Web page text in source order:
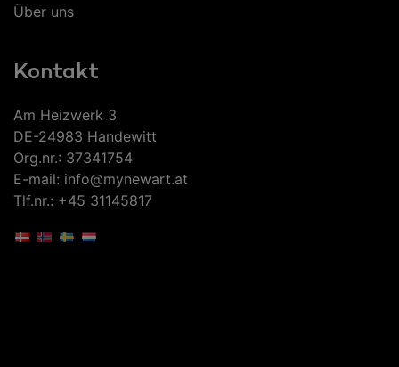
Über uns
Kontakt
Am Heizwerk 3
DE-24983 Handewitt
Org.nr.: 37341754
E-mail: info@mynewart.at
Tlf.nr.: +45 31145817